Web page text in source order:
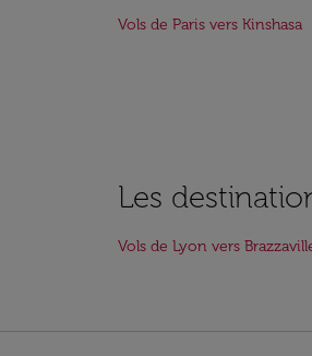
Vols de Paris vers Kinshasa
Les
Vols de Lyon vers